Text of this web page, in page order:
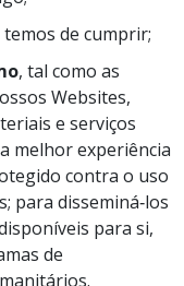
temos de cumprir;
, tal como as
Websites,
e serviços
melhor experiência
contra o uso
para disseminá‑los
para si,
de